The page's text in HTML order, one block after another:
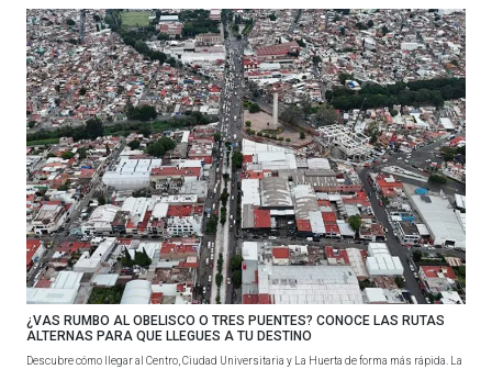
¿VAS RUMBO AL OBELISCO O TRES PUENTES? CONOCE LAS RUTAS
ALTERNAS PARA QUE LLEGUES A TU DESTINO
Descubre cómo llegar al Centro, Ciudad Universitaria y La Huerta de forma más rápida. La